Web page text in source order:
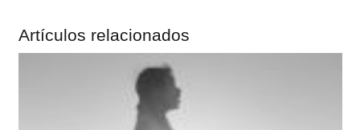
Artículos relacionados